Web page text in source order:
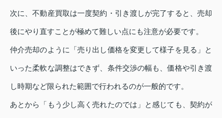
次に、不動産買取は一度契約・引き渡しが完了すると、売却
後にやり直すことが極めて難しい点にも注意が必要です。
仲介売却のように「売り出し価格を変更して様子を見る」と
いった柔軟な調整はできず、条件交渉の幅も、価格や引き渡
し時期など限られた範囲で行われるのが一般的です。
あとから「もう少し高く売れたのでは」と感じても、契約が